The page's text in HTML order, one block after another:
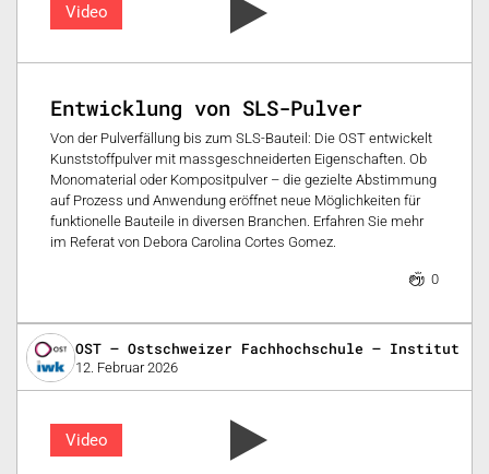
Video
Entwicklung von SLS-Pulver
Von der Pulverfällung bis zum SLS-Bauteil: Die OST entwickelt
Kunststoffpulver mit massgeschneiderten Eigenschaften. Ob
Monomaterial oder Kompositpulver – die gezielte Abstimmung
auf Prozess und Anwendung eröffnet neue Möglichkeiten für
funktionelle Bauteile in diversen Branchen. Erfahren Sie mehr
im Referat von Debora Carolina Cortes Gomez.
0
OST – Ostschweizer Fachhochschule – Institut
12. Februar 2026
Video